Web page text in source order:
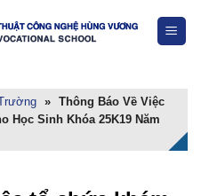
» Thông Báo Về Việc
Học Sinh Khóa 25K19 Năm